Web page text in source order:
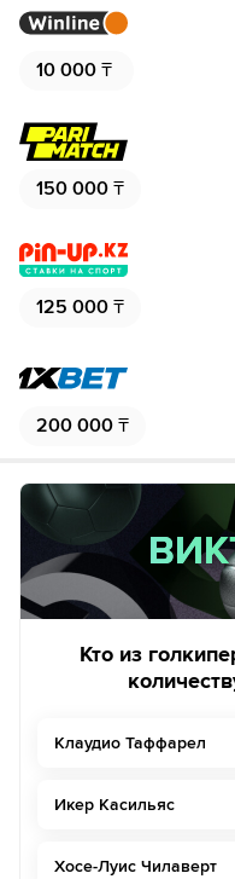
10 000 ₸
150 000 ₸
125 000 ₸
200 000 ₸
Кто из
Клаудио Таффарел
Икер Касильяс
Хосе-Луис Чилаверт